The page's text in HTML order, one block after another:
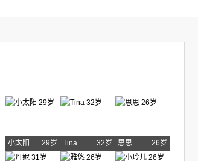
小太阳 29岁 Tina 32岁 思思 26岁